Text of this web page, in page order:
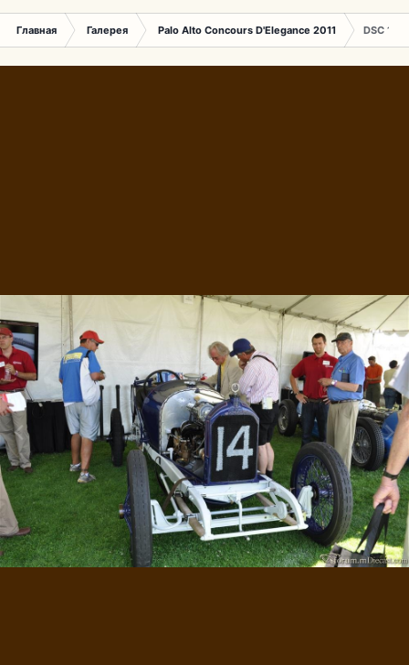
Главная Галерея Palo Alto Concours D'Elegance 2011 DSC